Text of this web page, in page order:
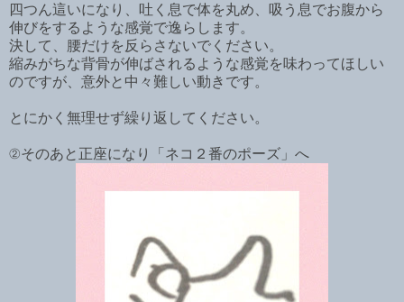
四つん這いになり、吐く息で体を丸め、吸う息でお腹から
伸びをするような感覚で逸らします。
決して、腰だけを反らさないでください。
縮みがちな背骨が伸ばされるような感覚を味わってほしい
のですが、意外と中々難しい動きです。
とにかく無理せず繰り返してください。
②そのあと正座になり「ネコ２番のポーズ」へ